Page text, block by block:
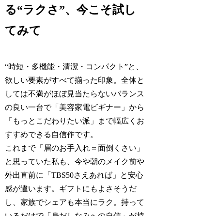
る“ラクさ”、今こそ試し
てみて
“時短・多機能・清潔・コンパクト”と、
欲しい要素がすべて揃った印象。全体と
しては不満がほぼ見当たらないバランス
の良い一台で「美容家電ビギナー」から
「もっとこだわりたい派」まで幅広くお
すすめできる自信作です。
これまで「眉のお手入れ＝面倒くさい」
と思っていた私も、今や朝のメイク前や
外出直前に「TBS50さえあれば」と安心
感が違います。ギフトにもよさそうだ
し、家族でシェアも本当にラク。持って